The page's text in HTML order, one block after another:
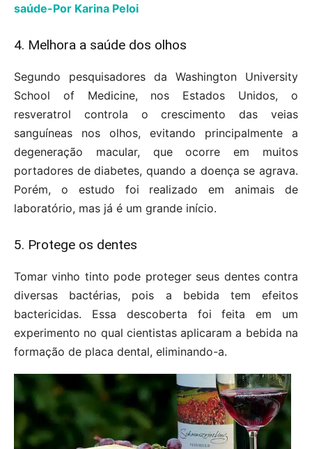
saúde-Por Karina Peloi
4. Melhora a saúde dos olhos
Segundo pesquisadores da Washington University
School of Medicine, nos Estados Unidos, o
resveratrol controla o crescimento das veias
sanguíneas nos olhos, evitando principalmente a
degeneração macular, que ocorre em muitos
portadores de diabetes, quando a doença se agrava.
Porém, o estudo foi realizado em animais de
laboratório, mas já é um grande início.
5. Protege os dentes
Tomar vinho tinto pode proteger seus dentes contra
diversas bactérias, pois a bebida tem efeitos
bactericidas. Essa descoberta foi feita em um
experimento no qual cientistas aplicaram a bebida na
formação de placa dental, eliminando-a.